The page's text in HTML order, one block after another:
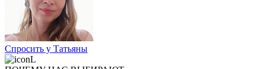
Спросить у Татьяны